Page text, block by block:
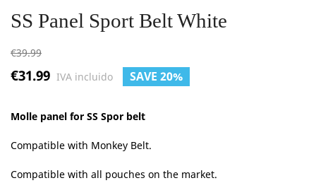
SS Panel Sport Belt White
€39.99
€31.99 IVA incluido SAVE 20%
Molle panel for SS Spor belt
Compatible with Monkey Belt.
Compatible with all pouches on the market.